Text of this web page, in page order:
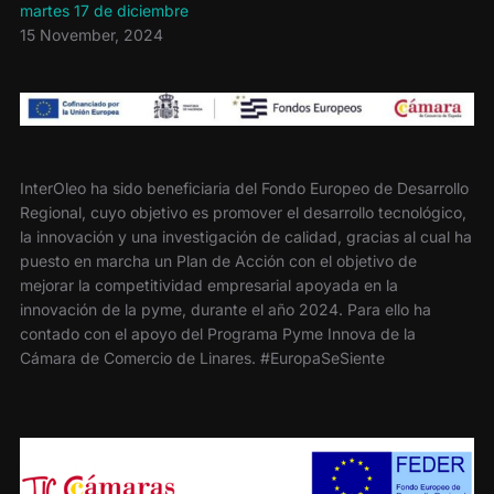
martes 17 de diciembre
15 November, 2024
InterOleo ha sido beneficiaria del Fondo Europeo de Desarrollo
Regional, cuyo objetivo es promover el desarrollo tecnológico,
la innovación y una investigación de calidad, gracias al cual ha
puesto en marcha un Plan de Acción con el objetivo de
mejorar la competitividad empresarial apoyada en la
innovación de la pyme, durante el año 2024. Para ello ha
contado con el apoyo del Programa Pyme Innova de la
Cámara de Comercio de Linares. #EuropaSeSiente